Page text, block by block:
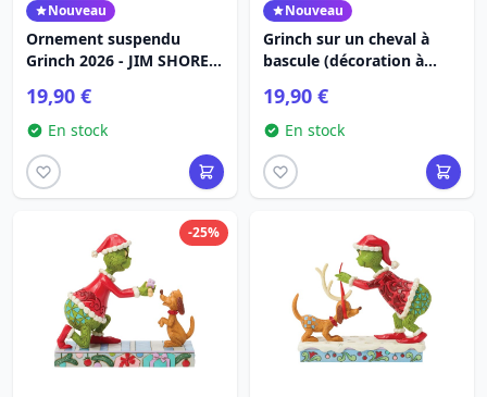
Nouveau
Ornement suspendu
Grinch 2026 - JIM SHORE
19,90 €
En stock
Nouveau
Grinch sur un cheval à
bascule (décoration à
GRINCH
19,90 €
En stock
-25%